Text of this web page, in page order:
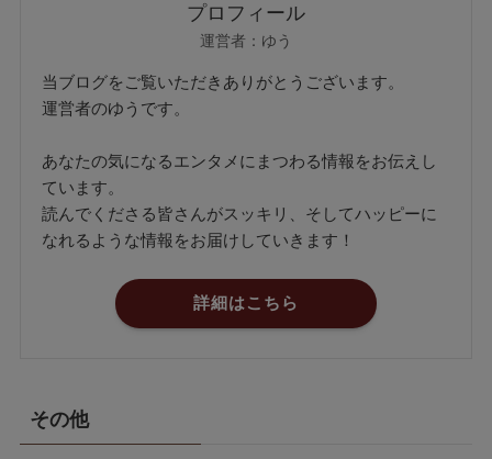
プロフィール
運営者：ゆう
当ブログをご覧いただきありがとうございます。
運営者のゆうです。
あなたの気になるエンタメにまつわる情報をお伝えし
ています。
読んでくださる皆さんがスッキリ、そしてハッピーに
なれるような情報をお届けしていきます！
詳細はこちら
その他